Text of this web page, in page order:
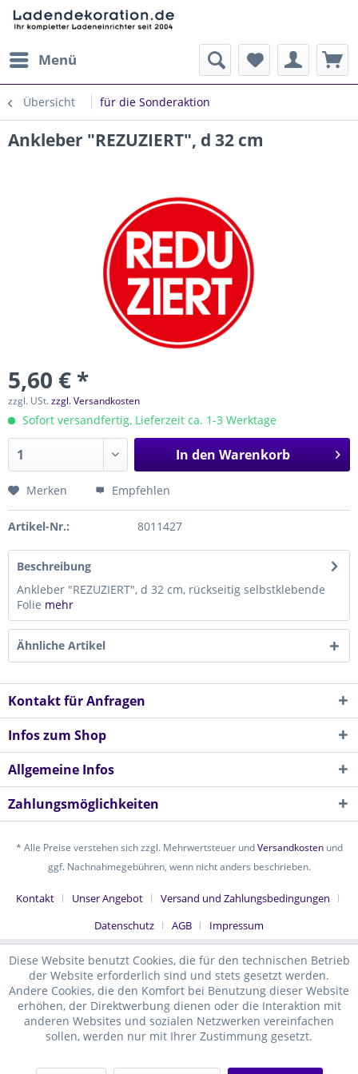
Menü
Übersicht für die Sonderaktion
Ankleber "REZUZIERT", d 32 cm
5,60 € *
zzgl. USt.zzgl. Versandkosten
Sofort versandfertig, Lieferzeit ca. 1-3 Werktage
In den Warenkorb
Merken Empfehlen
Artikel-Nr.: 8011427
Beschreibung
Ankleber "REZUZIERT", d 32 cm, rückseitig selbstklebende
Folie mehr
Ähnliche Artikel
Kontakt für Anfragen
Infos zum Shop
Allgemeine Infos
Zahlungsmöglichkeiten
* Alle Preise verstehen sich zzgl. Mehrwertsteuer undVersandkostenund
ggf. Nachnahmegebühren, wenn nicht anders beschrieben.
Kontakt Unser Angebot
Versand und Zahlungsbedingungen
Datenschutz
AGB Impressum
Diese Website benutzt Cookies, die für den technischen Betrieb
der Website erforderlich sind und stets gesetzt werden.
Andere Cookies, die den Komfort bei Benutzung dieser Website
erhöhen, der Direktwerbung dienen oder die Interaktion mit
anderen Websites und sozialen Netzwerken vereinfachen
sollen, werden nur mit Ihrer Zustimmung gesetzt.